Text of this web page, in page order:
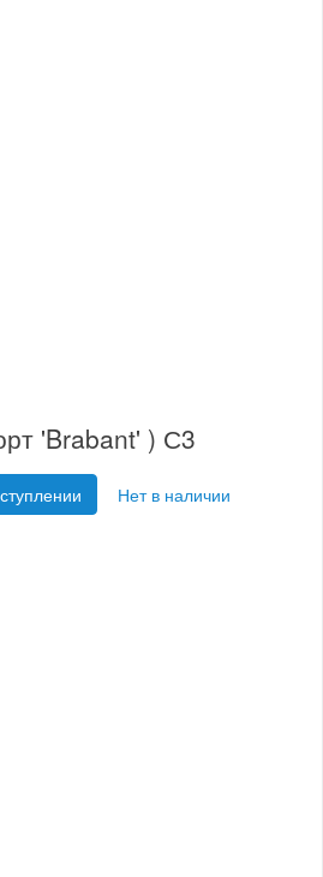
'Brabant' ) С3
Нет в наличии